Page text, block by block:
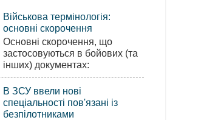
Військова термінологія:
основні скорочення
Основні скорочення, що
застосовуються в бойових (та
інших) документах:
В ЗСУ ввели нові
спеціальності пов'язані із
безпілотниками